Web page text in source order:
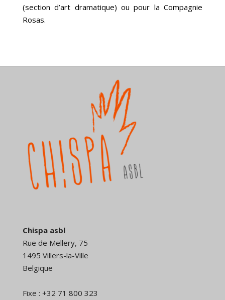
(section d’art dramatique) ou pour la Compagnie
Rosas.
Chispa asbl
Rue de Mellery, 75
1495 Villers-la-Ville
Belgique
Fixe : +32 71 800 323